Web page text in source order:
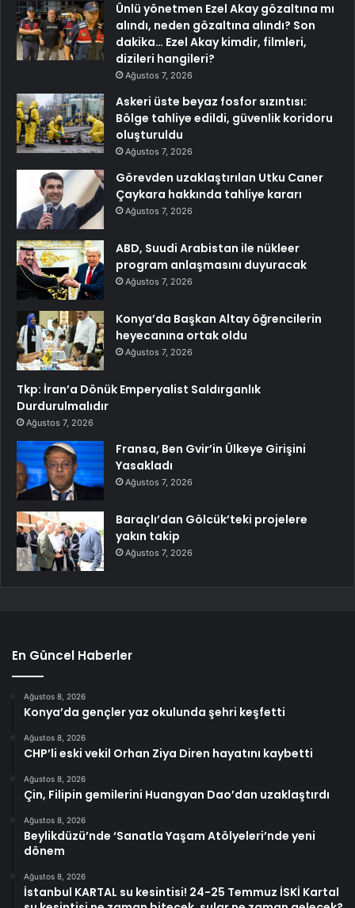
Ünlü yönetmen Ezel Akay gözaltına mı
alındı, neden gözaltına alındı? Son
dakika… Ezel Akay kimdir, filmleri,
dizileri hangileri?
Ağustos 7, 2026
Askeri üste beyaz fosfor sızıntısı:
Bölge tahliye edildi, güvenlik koridoru
oluşturuldu
Ağustos 7, 2026
Görevden uzaklaştırılan Utku Caner
Çaykara hakkında tahliye kararı
Ağustos 7, 2026
ABD, Suudi Arabistan ile nükleer
program anlaşmasını duyuracak
Ağustos 7, 2026
Konya’da Başkan Altay öğrencilerin
heyecanına ortak oldu
Ağustos 7, 2026
Tkp: İran’a Dönük Emperyalist Saldırganlık
Durdurulmalıdır
Ağustos 7, 2026
Fransa, Ben Gvir’in Ülkeye Girişini
Yasakladı
Ağustos 7, 2026
Baraçlı’dan Gölcük’teki projelere
yakın takip
Ağustos 7, 2026
En Güncel Haberler
Ağustos 8, 2026
Konya’da gençler yaz okulunda şehri keşfetti
Ağustos 8, 2026
CHP’li eski vekil Orhan Ziya Diren hayatını kaybetti
Ağustos 8, 2026
Çin, Filipin gemilerini Huangyan Dao’dan uzaklaştırdı
Ağustos 8, 2026
Beylikdüzü’nde ‘Sanatla Yaşam Atölyeleri’nde yeni
dönem
Ağustos 8, 2026
İstanbul KARTAL su kesintisi! 24-25 Temmuz İSKİ Kartal